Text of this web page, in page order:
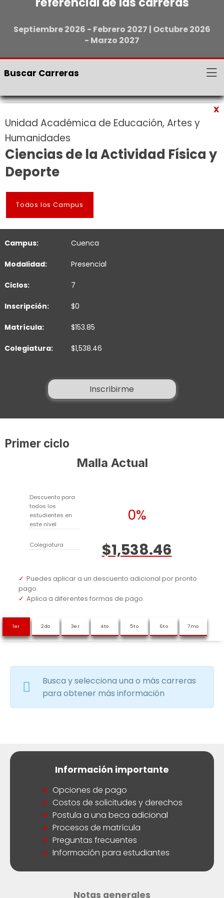
Septiembre 2026 - Febrero 2027 | Octubre 2026
- Marzo 2027
Buscar Carreras
Unidad Académica de Educación, Artes y
Humanidades
Ciencias de la Actividad Física y
Deporte
Todos los Campus
X
Campus: Cuenca
Modalidad: Presencial
Ciclos: 7
Inscripción: $0
Matrícula: $153.85
Colegiatura: $1,538.46
Inscribirme
Primer ciclo
Malla Actual
Descuento para
todos los
estudientes en
este nivel
0%
Colegiatura $1,538.46
Puedes aplicar a un descuento adicional por pronto
pago.
Aplica a diferentes formas de pago.
Busca y selecciona una o más carreras
para obtener más información
Información importante
Opciones de pago
Costos de solicitudes y derechos
Postula a una beca adicional
Procesos de matrícula
Preguntas frecuentes
Información para estudiantes
Notas generales